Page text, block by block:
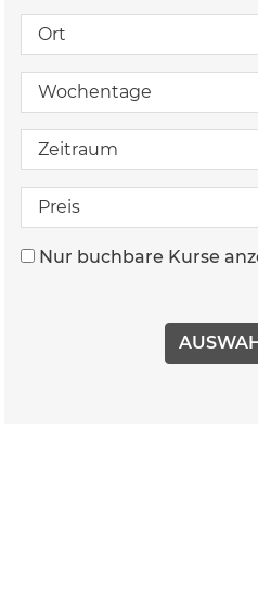
Ort
Wochentage
Zeitraum
Preis
Nur buchbare Kurse